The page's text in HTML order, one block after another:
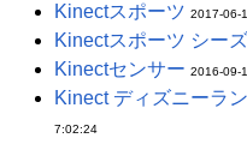
Kinectスポーツ 2017-06-
Kinectスポーツ シー
Kinectセンサー 2016-09-
Kinect ディズニーラ
7:02:24